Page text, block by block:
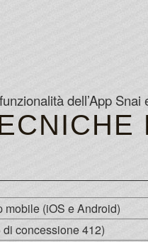
dell’App
mobile (iOS e Android)
concessione 412)